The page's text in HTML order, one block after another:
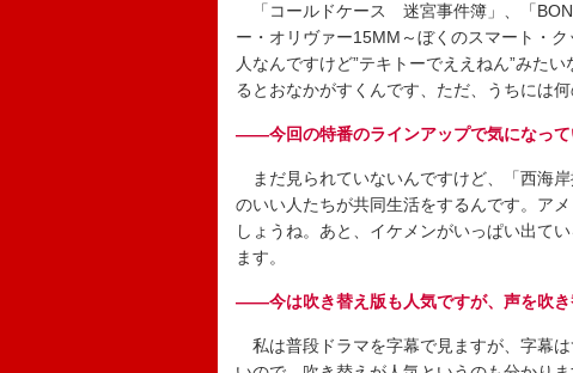
「コールドケース 迷宮事件簿」、「
ー・オリヴァー15MM～ぼくのスマート・
人なんですけど”テキトーでええねん”みた
るとおなかがすくんです、ただ、うちには
――今回の特番のラインアップで気になって
まだ見られていないんですけど、「西海
のいい人たちが共同生活をするんです。ア
しょうね。あと、イケメンがいっぱい出て
ます。
――今は吹き替え版も人気ですが、声を吹き
私は普段ドラマを字幕で見ますが、字幕